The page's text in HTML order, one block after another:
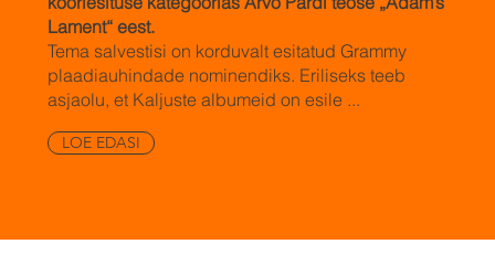
Lament“ eest.
Tema salvestisi on korduvalt esitatud Grammy
plaadiauhindade nominendiks. Eriliseks teeb
asjaolu, et Kaljuste albumeid on esile ...
LOE EDASI